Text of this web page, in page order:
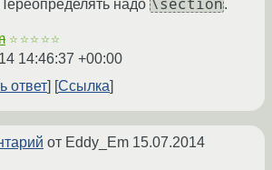
надо \section.
☆☆☆☆☆
14:46:37 +00:00
ответ
Ссылка
от Eddy_Em 15.07.2014